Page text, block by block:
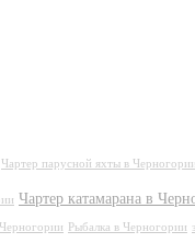
Чартер парусной яхты в Черногории
Чартер катамарана в
Рыбалка в Черногории